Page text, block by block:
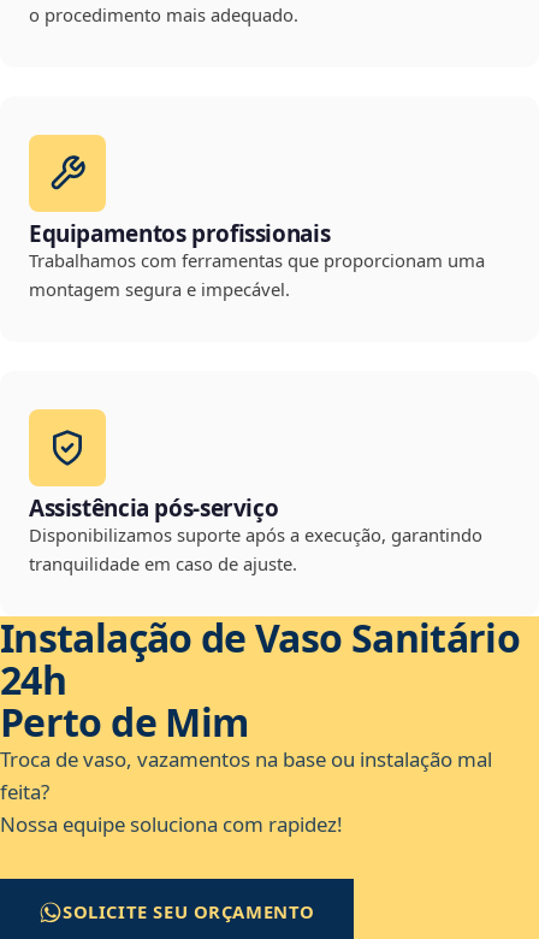
o procedimento mais adequado.
Equipamentos profissionais
Trabalhamos com ferramentas que proporcionam uma
montagem segura e impecável.
Assistência pós-serviço
Disponibilizamos suporte após a execução, garantindo
tranquilidade em caso de ajuste.
Instalação de Vaso Sanitário
24h
Perto de Mim
Troca de vaso, vazamentos na base ou instalação mal
feita?
Nossa equipe soluciona com rapidez!
SOLICITE SEU ORÇAMENTO